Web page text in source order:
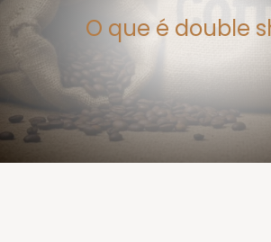
O que é double